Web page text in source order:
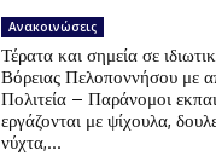
Ανακοινώσεις
Τέρατα και σημεία σε
Βόρειας Πελοποννήσου με
Πολιτεία – Παράνομοι
εργάζονται με ψίχουλα,
νύχτα,...